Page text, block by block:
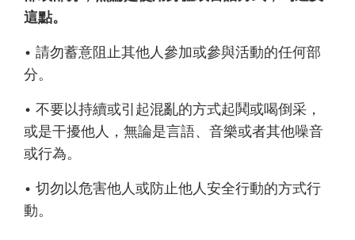
這點。
• 請勿蓄意阻止其他人參加或參與活動的任何部
分。
• 不要以持續或引起混亂的方式起鬨或喝倒采，
或是干擾他人，無論是言語、音樂或者其他噪音
或行為。
• 切勿以危害他人或防止他人安全行動的方式行
動。